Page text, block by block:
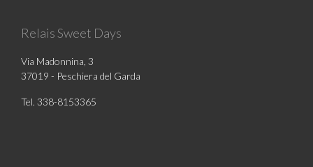
Relais Sweet Days
Via Madonnina, 3
37019 - Peschiera del Garda
Tel. 338-8153365